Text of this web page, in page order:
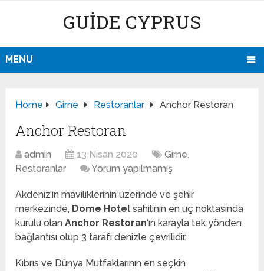
GUIDE CYPRUS
MENU
Home Girne Restoranlar Anchor Restoran
Anchor Restoran
admin 13 Nisan 2020 Girne,
Restoranlar
Yorum yapılmamış
Akdeniz’in maviliklerinin üzerinde ve şehir
merkezinde, Dome Hotel sahilinin en uç noktasında
kurulu olanAnchor Restoran‘ın karayla tek yönden
bağlantısı olup 3 tarafı denizle çevrilidir.
Kıbrıs ve Dünya Mutfaklarının en seçkin